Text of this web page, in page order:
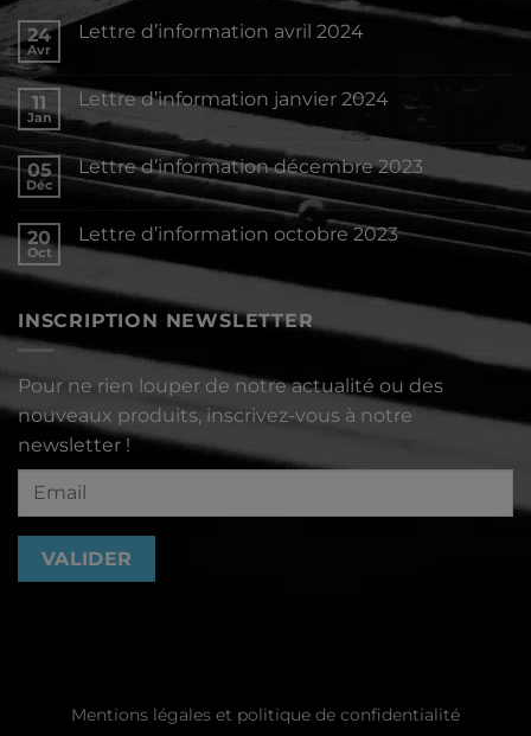
24
Avr
Lettre d’information avril 2024
sur
Lettre
d’information
2024
11
Jan
Lettre d’information janvier 2024
Aucun
commentaire
sur
Lettre
d’information
05
Déc
Lettre d’information décembre 2023
Aucun
Lettre
d’information
2023
20
Oct
Lettre d’information octobre 2023
Aucun
sur
d’information
2023
INSCRIPTION NEWSLETTER
Pour ne rien louper de notre actualité ou des
nouveaux produits, inscrivez-vous à notre
newsletter !
Mentions légales et politique de confidentialité